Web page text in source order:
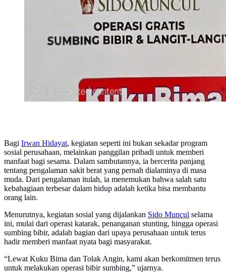
Bagi Irwan Hidayat, kegiatan seperti ini bukan sekadar program
sosial perusahaan, melainkan panggilan pribadi untuk memberi
manfaat bagi sesama. Dalam sambutannya, ia bercerita panjang
tentang pengalaman sakit berat yang pernah dialaminya di masa
muda. Dari pengalaman itulah, ia menemukan bahwa salah satu
kebahagiaan terbesar dalam hidup adalah ketika bisa membantu
orang lain.
Menurutnya, kegiatan sosial yang dijalankan Sido Muncul selama
ini, mulai dari operasi katarak, penanganan stunting, hingga operasi
sumbing bibir, adalah bagian dari upaya perusahaan untuk terus
hadir memberi manfaat nyata bagi masyarakat.
“Lewat Kuku Bima dan Tolak Angin, kami akan berkomitmen terus
untuk melakukan operasi bibir sumbing,” ujarnya.